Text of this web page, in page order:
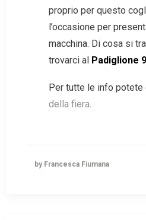
proprio per questo
l’occasione per
macchina. Di cosa si
trovarci al Padiglione
Per tutte le info potete
della fiera.
by Francesca Fiumana